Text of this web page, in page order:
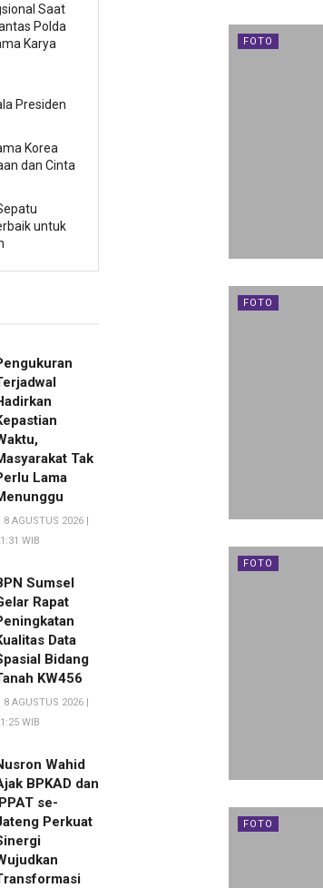
FOTO
FOTO
FOTO
FOTO
Saat
Polda
Karya
Presiden
Korea
dan Cinta
untuk
Tak
Lama
8 AGUSTUS 2026 |
WIB
Sumsel
Rapat
Data
Bidang
KW456
8 AGUSTUS 2026 |
WIB
Wahid
BPKAD dan
se-
Perkuat